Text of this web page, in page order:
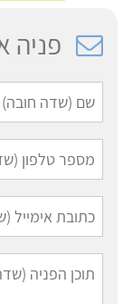
פניה